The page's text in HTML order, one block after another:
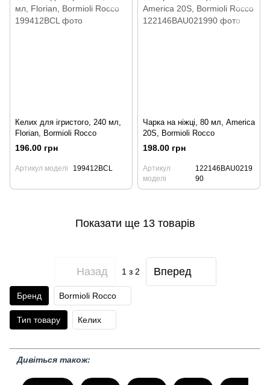
Келих для ігристого, 240 мл,
Florian, Bormioli Rocco
196.00 грн
Артикул моделі 199412BCL
Чарка на ніжці, 80 мл, America
20S, Bormioli Rocco
198.00 грн
Артикул
моделі
122146BAU0219
90
Показати ще 13 товарів
Назад 1з 2 Вперед
Дивіться також:
Бренд Bormioli Rocco
Тип товару Келих